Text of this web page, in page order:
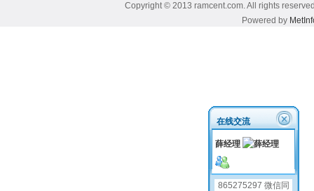
Copyright © 2013 ramcent.com. All rights
Powered by
在线交流
薛经理
865275297 微信同